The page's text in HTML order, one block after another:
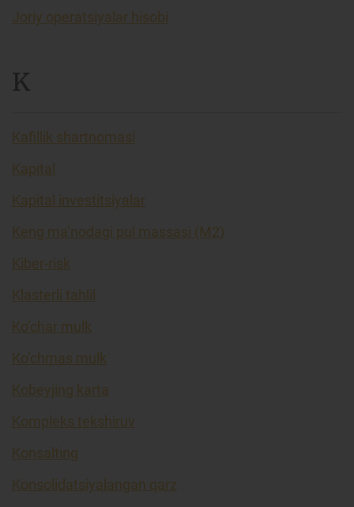
Joriy operatsiyalar hisobi
K
Kafillik shartnomasi
Kapital
Kapital investitsiyalar
Keng ma’nodagi pul massasi (M2)
Kiber-risk
Klasterli tahlil
Ko’char mulk
Ko’chmas mulk
Kobeyjing karta
Kompleks tekshiruv
Konsalting
Konsolidatsiyalangan qarz